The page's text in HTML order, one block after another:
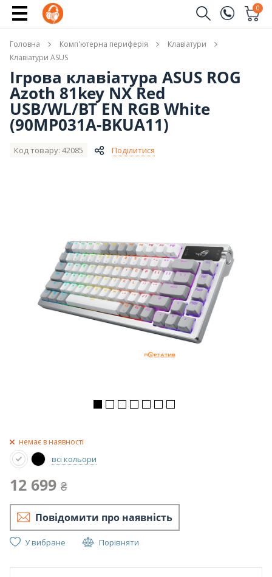
(096)
(044)
0
Ім'я
Телефон
Надіслати
Головна Комп'ютерна периферія
Клавіатури
Клавіатури ASUS
Ігрова клавіатура ASUS ROG
Azoth 81key NX Red
USB/WL/BT EN RGB White
(90MP031A-BKUA11)
Код товару: 42085 Поділитися
немає в наявності
всі кольори
12 699 ₴
Повідомити про наявність
У вибране Порівняти
Повідомити про наявність